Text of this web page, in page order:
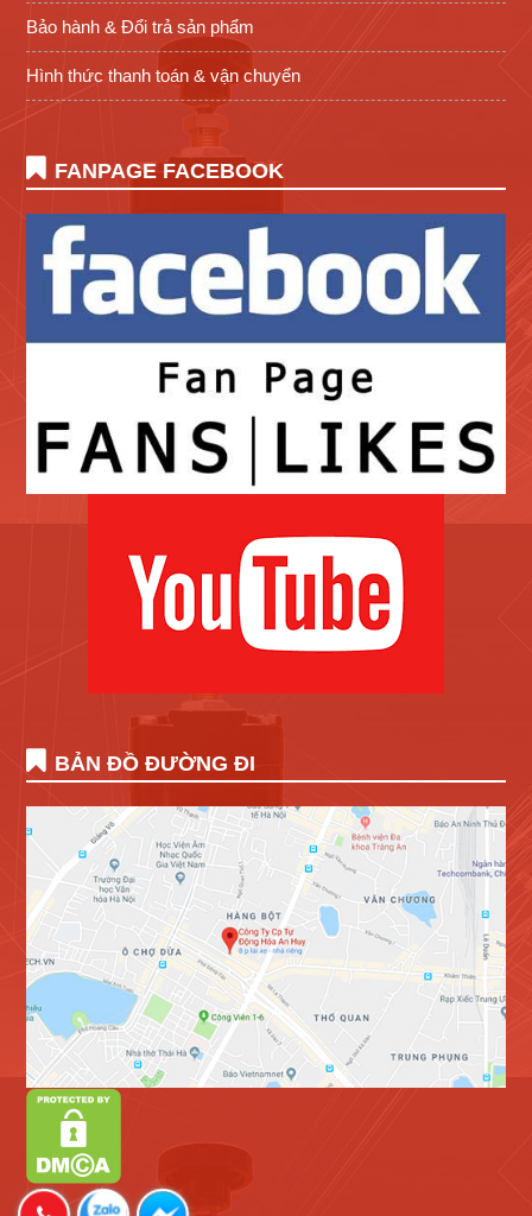
Bảo hành & Đổi trả sản phẩm
Hình thức thanh toán & vận chuyển
FANPAGE FACEBOOK
BẢN ĐỒ ĐƯỜNG ĐI